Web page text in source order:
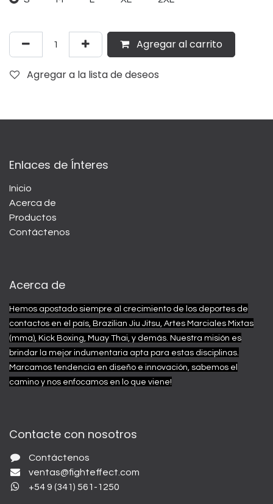
Agregar al carrito
Agregar a la lista de deseos
Enlaces de Ínteres
Inicio
Acerca de
Productos
Contáctenos
Acerca de
Hemos apostado siempre al crecimiento de los deportes de
contactos en el país, Brazilian Jiu Jitsu, Artes Marciales Mixtas
(mma), Kick Boxing, Muay Thai, y demás. Nuestra misión es
brindar la mejor indumentaria apta para estas disciplinas.
Marcamos tendencia en diseño e innovación, sabemos el
camino y nos enfocamos en lo que viene!
Contacte con nosotros
Contáctenos
ventas@fighteffect.com
+54 9 (341) 561-1250